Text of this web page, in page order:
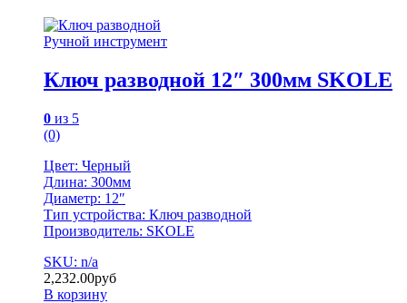
Ручной инструмент
Ключ разводной 12″ 300мм SKOLE
0 из 5
(0)
Цвет: Черный
Длина: 300мм
Диаметр: 12″
Тип устройства: Ключ разводной
Производитель: SKOLE
SKU: n/a
2,232.00руб
В корзину